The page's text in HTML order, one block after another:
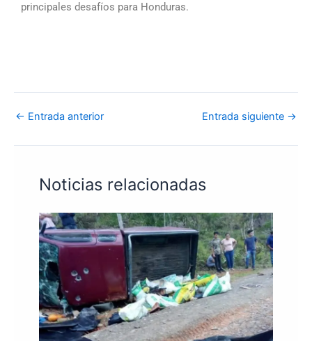
principales desafíos para Honduras.
← Entrada anterior Entrada siguiente →
Noticias relacionadas